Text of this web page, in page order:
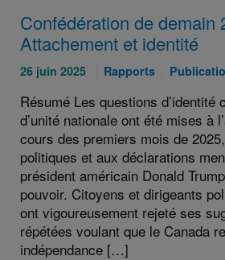
Confédération de demain
Attachement et identité
Publié
:
26 juin 2025
Catégories
Rapports
Résumé Les questions d’identité
d’unité nationale ont été mises à
cours des premiers mois de
politiques et aux déclarations
président américain Donald
pouvoir. Citoyens et dirigeants
ont vigoureusement rejeté ses
répétées voulant que le Canada
indépendance […]